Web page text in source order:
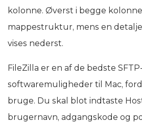
kolonne. Øverst i begge
mappestruktur, mens en
vises nederst.
FileZilla er en af de bedste SFTP-
softwaremuligheder til Mac,
bruge. Du skal blot indtaste
brugernavn, adgangskode og